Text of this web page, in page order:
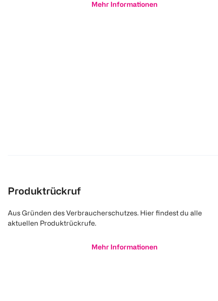
Mehr Informationen
Produktrückruf
Aus Gründen des Verbraucherschutzes. Hier findest du alle
aktuellen Produktrückrufe.
Mehr Informationen